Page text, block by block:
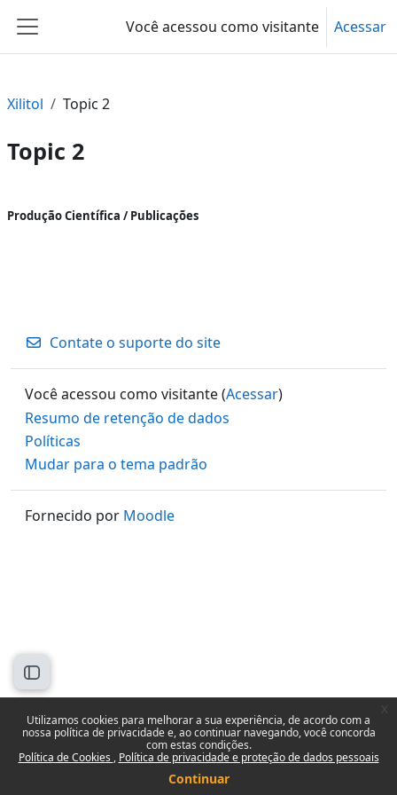
Utilizamos cookies para melhorar a sua experiência, de acordo com a
nossa política de privacidade e, ao continuar navegando, você concorda
com estas condições.
Política de Cookies
Política de privacidade e proteção de dados pessoais
Continuar
Painel lateral
Você acessou como visitante Acessar
Abrir índice do curso
Xilitol Topic 2
Topic 2
Contorno da seção
Produção Científica / Publicações
Contate o suporte do site
Você acessou como visitante (Acessar)
Resumo de retenção de dados
Políticas
Mudar para o tema padrão
Fornecido por Moodle